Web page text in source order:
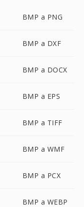
BMP a PNG
BMP a DXF
BMP a DOCX
BMP a EPS
BMP a TIFF
BMP a WMF
BMP a PCX
BMP a WEBP